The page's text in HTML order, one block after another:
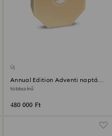
Új
Annual Edition Adventi naptár
2026
többszínű
480 000 Ft